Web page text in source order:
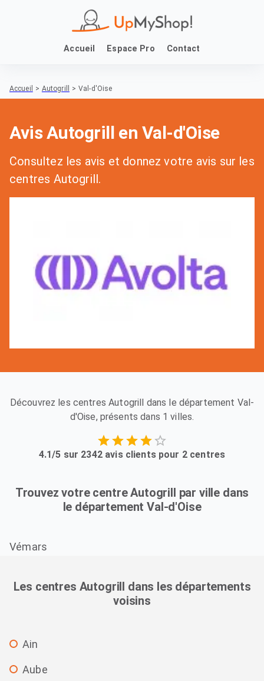
Accueil Espace Pro Contact
Accueil > Autogrill > Val-d'Oise
Avis Autogrill en Val-d'Oise
Consultez les avis et donnez votre avis sur les
centres Autogrill.
Découvrez les centres Autogrill dans le département Val-
d'Oise, présents dans 1 villes.
4.1/5 sur 2342 avis clients pour 2 centres
Trouvez votre centre Autogrill par ville dans
le département Val-d'Oise
Vémars
Les centres Autogrill dans les départements
voisins
Ain
Aube